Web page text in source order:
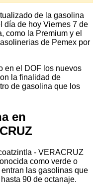
de la gasolina
día de hoy Viernes 7 de
como la Premium y el
de Pemex por
en el DOF los nuevos
la finalidad de
de gasolina que los
en
- VERACRUZ
como verde o
las gasolinas que
90 de octanaje.